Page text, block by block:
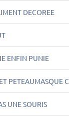
DECOREE
ENFIN PUNIE
PETEAUMASQUE C
UNE SOURIS